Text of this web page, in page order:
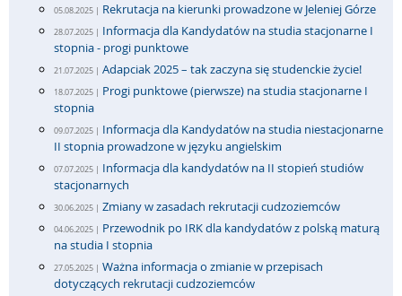
05.08.2025 | Rekrutacja na kierunki prowadzone w Jeleniej Górze
28.07.2025 | Informacja dla Kandydatów na studia stacjonarne I
stopnia - progi punktowe
21.07.2025 | Adapciak 2025 – tak zaczyna się studenckie życie!
18.07.2025 | Progi punktowe (pierwsze) na studia stacjonarne I
stopnia
09.07.2025 | Informacja dla Kandydatów na studia niestacjonarne
II stopnia prowadzone w języku angielskim
07.07.2025 | Informacja dla kandydatów na II stopień studiów
stacjonarnych
30.06.2025 | Zmiany w zasadach rekrutacji cudzoziemców
04.06.2025 | Przewodnik po IRK dla kandydatów z polską maturą
na studia I stopnia
27.05.2025 | Ważna informacja o zmianie w przepisach
dotyczących rekrutacji cudzoziemców